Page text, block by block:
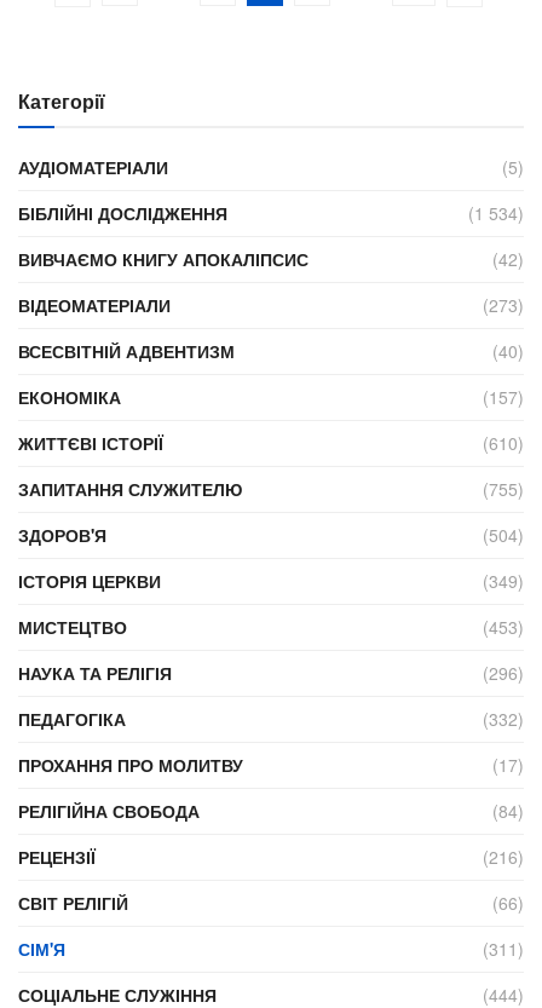
Категорії
АУДІОМАТЕРІАЛИ
(5)
БІБЛІЙНІ ДОСЛІДЖЕННЯ
(1 534)
ВИВЧАЄМО КНИГУ АПОКАЛІПСИС
(42)
ВІДЕОМАТЕРІАЛИ
(273)
ВСЕСВІТНІЙ АДВЕНТИЗМ
(40)
ЕКОНОМІКА
(157)
ЖИТТЄВІ ІСТОРІЇ
(610)
ЗАПИТАННЯ СЛУЖИТЕЛЮ
(755)
ЗДОРОВ'Я
(504)
ІСТОРІЯ ЦЕРКВИ
(349)
МИСТЕЦТВО
(453)
НАУКА ТА РЕЛІГІЯ
(296)
ПЕДАГОГІКА
(332)
ПРОХАННЯ ПРО МОЛИТВУ
(17)
РЕЛІГІЙНА СВОБОДА
(84)
РЕЦЕНЗІЇ
(216)
СВІТ РЕЛІГІЙ
(66)
СІМ'Я
(311)
СОЦІАЛЬНЕ СЛУЖІННЯ
(444)